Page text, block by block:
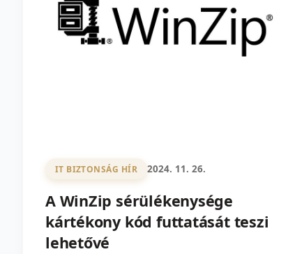
IT BIZTONSÁG HÍR 2024. 11. 26.
A WinZip sérülékenysége
kártékony kód futtatását teszi
lehetővé